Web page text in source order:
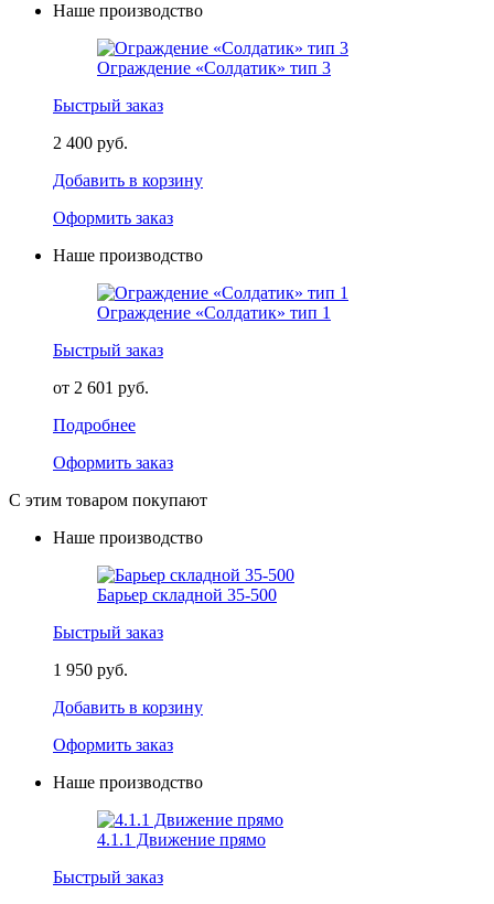
Наше производство
Ограждение «Солдатик» тип 3
Быстрый заказ
2 400 руб.
Добавить в корзину
Оформить заказ
Наше производство
Ограждение «Солдатик» тип 1
Быстрый заказ
от 2 601 руб.
Подробнее
Оформить заказ
С этим товаром покупают
Наше производство
Барьер складной 35-500
Быстрый заказ
1 950 руб.
Добавить в корзину
Оформить заказ
Наше производство
4.1.1 Движение прямо
Быстрый заказ